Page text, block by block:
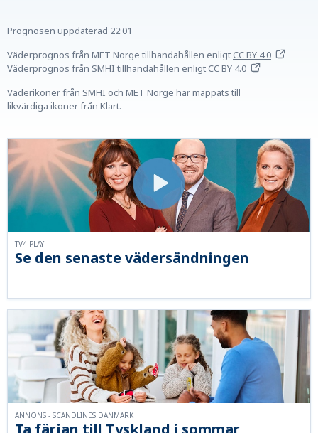
Prognosen uppdaterad 22:01
Väderprognos från MET Norge tillhandahållen enligtCC BY 4.0
Väderprognos från SMHI tillhandahållen enligtCC BY 4.0
Väderikoner från SMHI och MET Norge har mappats till
likvärdiga ikoner från Klart.
Se den senaste vädersändningen
TV4 PLAY
ANNONS - SCANDLINES DANMARK